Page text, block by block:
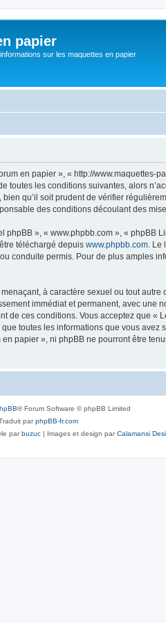
papier
sur les maquettes en papier
en papier », « http://www.maquettes-
les conditions suivantes, alors
qu’il soit prudent de vérifier
des conditions découlant des
», « www.phpbb.com », « phpBB
téléchargé depuis www.phpbb.com. Le
conduite permis. Pour de plus amples
à caractère sexuel ou tout
immédiat et permanent, avec une
ces conditions. Vous acceptez que «
toutes les informations que vous
papier », ni phpBB ne pourront être
® Forum Software © phpBB Limited
parphpBB-fr.com
parbuzuc| Images et design parCalamansi